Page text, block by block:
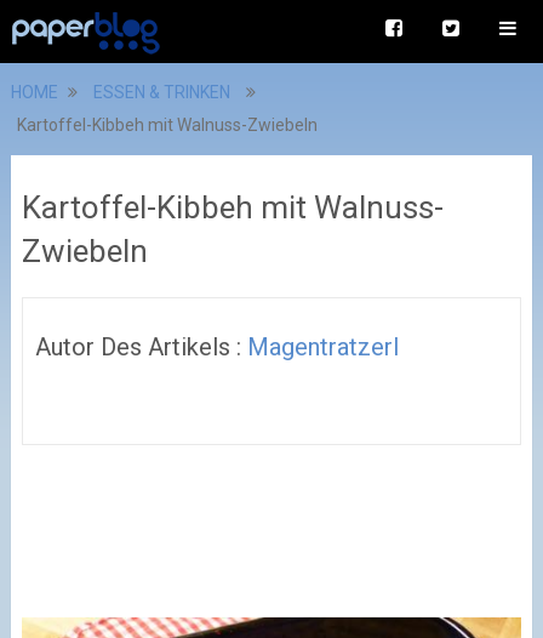
HOME
ESSEN & TRINKEN
Kartoffel-Kibbeh mit Walnuss-Zwiebeln
Kartoffel-Kibbeh mit Walnuss-
Zwiebeln
Autor Des Artikels : Magentratzerl